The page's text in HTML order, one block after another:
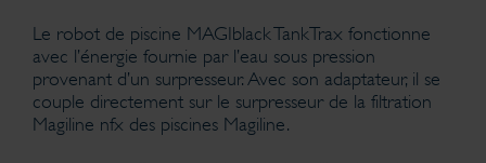
Le robot de piscine MAGIblack TankTrax fonctionne
avec l’énergie fournie par l’eau sous pression
provenant d’un surpresseur. Avec son adaptateur, il se
couple directement sur le surpresseur de la filtration
Magiline nfx des piscines Magiline.